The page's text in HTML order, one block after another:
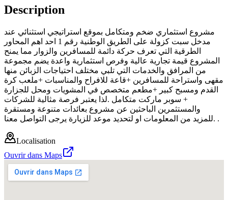
Description
مشروع استثماري ضخم ومتكامل بموقع استراتيجي استثنائي عند
مدخل سبت كزولة على الطريق الوطنية رقم 1 احد اهم المحاور
الطرقية التي تعرف حركة دائمة للمسافرين والزوار مما يمنح
المشروع قيمة تجارية عالية وفرص استثمارية واعدة يضم مجموعة
من المرافق والخدمات التي تلبي مختلف احتياجات الزبائن منها
مقهى واستراحة للمسافرين +قاعة للافراح والمناسبات +ملعب كرة
القدم ومسبح كبير +مطعم متخصص في المشويات ومحل للجزارة
+ سوبر ماركت متكامل .لذا يعتبر فرصة مثالية للشركات
والمستثمرين الباحثين عن مشروع بعائدات متنوعة ومستقرة
.للمزيد من المعلومات او لتحديد موعد للزيارة يرجى التواصل معنا .
Localisation
Ouvrir dans Maps